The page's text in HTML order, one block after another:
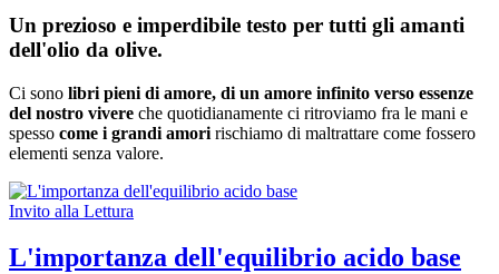
Un prezioso e imperdibile testo per tutti gli amanti
dell'olio da olive.
Ci sono libri pieni di amore, di un amore infinito verso essenze
del nostro vivere che quotidianamente ci ritroviamo fra le mani e
spesso come i grandi amori rischiamo di maltrattare come fossero
elementi senza valore.
Invito alla Lettura
L'importanza dell'equilibrio acido base